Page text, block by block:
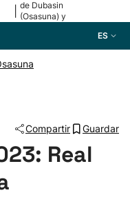
de Dubasin
(Osasuna) y
ES
Compartir Guardar
Real